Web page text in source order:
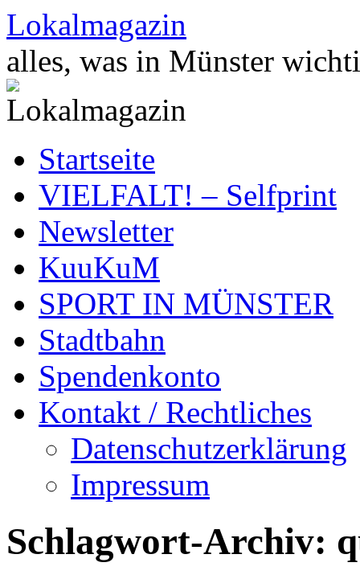
Zum
Inhalt
springen
Lokalmagazin
alles, was in Münster
Startseite
VIELFALT! – Selfprint
Newsletter
KuuKuM
SPORT IN MÜNSTER
Stadtbahn
Spendenkonto
Kontakt / Rechtliches
Datenschutzerklärung
Impressum
Schlagwort-Archiv: